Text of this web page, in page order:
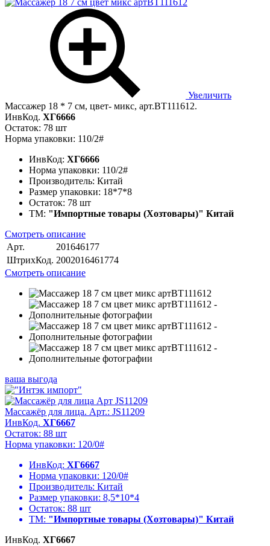
Увеличить
Массажер 18 * 7 см, цвет- микс, арт.BT111612.
ИнвКод. ХГ6666
Остаток: 78 шт
Норма упаковки: 110/2#
ИнвКод: ХГ6666
Норма упаковки: 110/2#
Производитель: Китай
Размер упаковки: 18*7*8
Остаток: 78 шт
ТМ: "Импортные товары (Хозтовары)" Китай
Смотреть описание
Арт.
201646177
ШтрихКод. 2002016461774
Смотреть описание
ваша выгода
Массажёр для лица. Арт.: JS11209
ИнвКод. ХГ6667
Остаток: 88 шт
Норма упаковки: 120/0#
ИнвКод: ХГ6667
Норма упаковки: 120/0#
Производитель: Китай
Размер упаковки: 8,5*10*4
Остаток: 88 шт
ТМ: "Импортные товары (Хозтовары)" Китай
ИнвКод. ХГ6667